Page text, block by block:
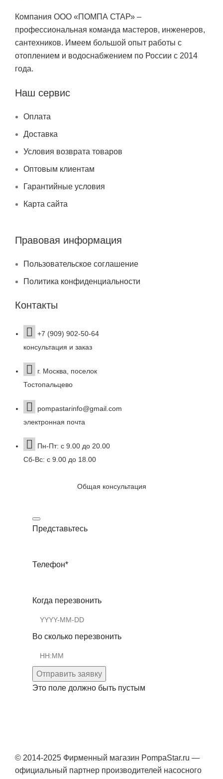
Компания ООО «ПОМПА СТАР» –
профессиональная команда мастеров, инженеров,
сантехников. Имеем большой опыт работы с
отоплением и водоснабжением по России с 2014
года.
Наш сервис
Оплата
Доставка
Условия возврата товаров
Оптовым клиентам
Гарантийные условия
Карта сайта
Правовая информация
Пользовательское соглашение
Политика конфиденциальности
Контакты
+7 (909) 902-50-64
консультация и заказ
г. Москва, поселок
Тостопальцево
pompastarinfo@gmail.com
электронная почта
Пн-Пт: с 9.00 до 20.00
Сб-Вс: с 9.00 до 18.00
Общая консультация
Представьтесь
Телефон*
Когда перезвонить
Во сколько перезвонить
Отправить заявку
Это поле должно быть пустым
© 2014-2025 Фирменный магазин PompaStar.ru —
официальный партнер производителей насосного